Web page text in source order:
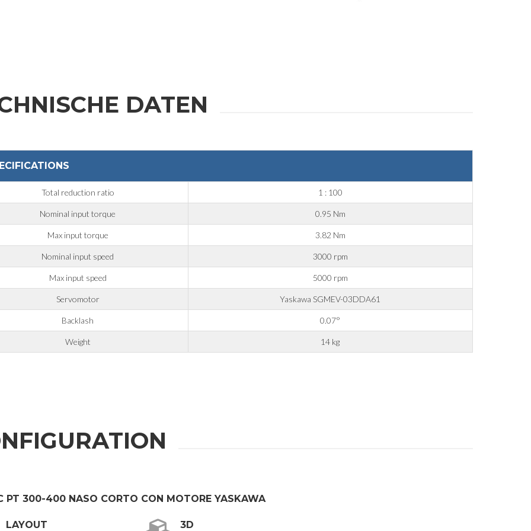
Nachricht
und Datenschutz-Grundverordnung 2016/679 sowie der geltenden Richtlinie
zu.
einschl. Unternehmen des Konzerns und/oder an Dritte außerhalb des Konzerns, bspw. an Unternehmen der Branche für deren Marketingaktivitäten.
DATEN
Total reduction ratio 1 : 100
Nominal input torque 0.95 Nm
Max input torque 3.82 Nm
Nominal input speed 3000 rpm
Max input speed 5000 rpm
Servomotor Yaskawa SGMEV-03DDA61
Backlash 0.07°
Weight 14 kg
PT 300-400 NASO CORTO CON MOTORE YASKAWA
LAYOUT 3D